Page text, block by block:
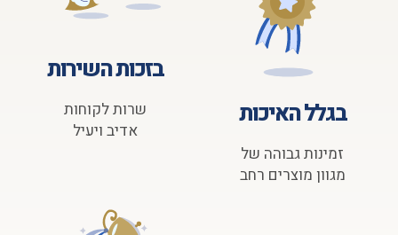
בגלל האיכות
זמינות גבוהה של
מגוון מוצרים רחב
בזכות השירות
שרות לקוחות
אדיב ויעיל